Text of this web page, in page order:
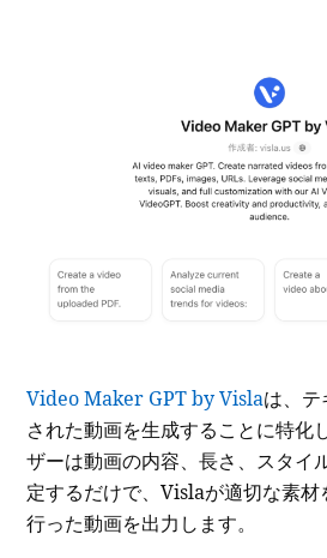
Video Maker GPT by Vislaは、
された動画を生成することに特化
ザーは動画の内容、長さ、スタイ
定するだけで、Vislaが適切な素
行った動画を出力します。